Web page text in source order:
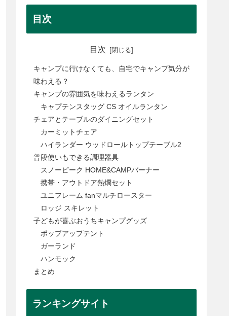
目次
目次
キャンプに行けなくても、自宅でキャンプ気分が
味わえる？
キャンプの雰囲気を味わえるランタン
キャプテンスタッグ CS オイルランタン
チェアとテーブルのダイニングセット
カーミットチェア
ハイランダー ウッドロールトップテーブル2
普段使いもできる調理器具
スノーピーク HOME&CAMPバーナー
携帯・アウトドア熱燗セット
ユニフレーム fanマルチロースター
ロッジ スキレット
子どもが喜ぶおうちキャンプグッズ
ポップアップテント
ガーランド
ハンモック
まとめ
ランキングサイト